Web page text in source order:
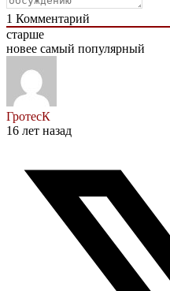
1 Комментарий
старше
новее самый популярный
ГротесК
16 лет назад